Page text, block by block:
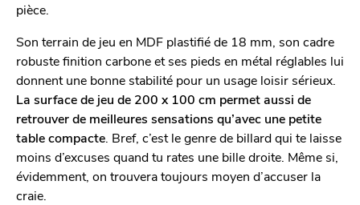
pièce.
Son terrain de jeu en MDF plastifié de 18 mm, son cadre
robuste finition carbone et ses pieds en métal réglables lui
donnent une bonne stabilité pour un usage loisir sérieux.
La surface de jeu de 200 x 100 cm permet aussi de
retrouver de meilleures sensations qu’avec une petite
table compacte. Bref, c’est le genre de billard qui te laisse
moins d’excuses quand tu rates une bille droite. Même si,
évidemment, on trouvera toujours moyen d’accuser la
craie.